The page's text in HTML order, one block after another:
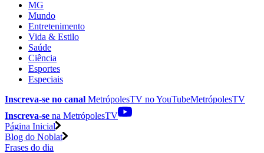
MG
Mundo
Entretenimento
Vida & Estilo
Saúde
Ciência
Esportes
Especiais
Inscreva-se no canal MetrópolesTV noYouTubeMetrópolesTV
Inscreva-se na MetrópolesTV
Página Inicial
Blog do Noblat
Frases do dia